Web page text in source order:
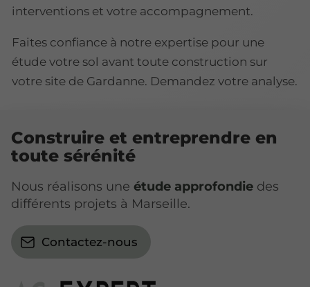
interventions et votre accompagnement.
Faites confiance à notre expertise pour une
étude votre sol avant toute construction sur
votre site de Gardanne. Demandez votre analyse.
Construire et entreprendre en
toute sérénité
Nous réalisons une étude approfondie des
différents projets à Marseille.
Contactez-nous